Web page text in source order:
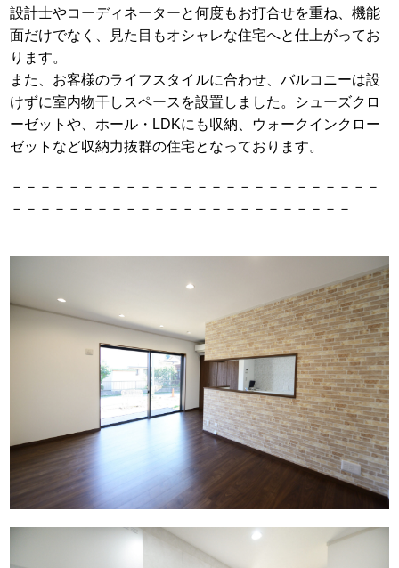
設計士やコーディネーターと何度もお打合せを重ね、機能
面だけでなく、見た目もオシャレな住宅へと仕上がってお
ります。
また、お客様のライフスタイルに合わせ、バルコニーは設
けずに室内物干しスペースを設置しました。シューズクロ
ーゼットや、ホール・LDKにも収納、ウォークインクロー
ゼットなど収納力抜群の住宅となっております。
－－－－－－－－－－－－－－－－－－－－－－－－－－
－－－－－－－－－－－－－－－－－－－－－－－－